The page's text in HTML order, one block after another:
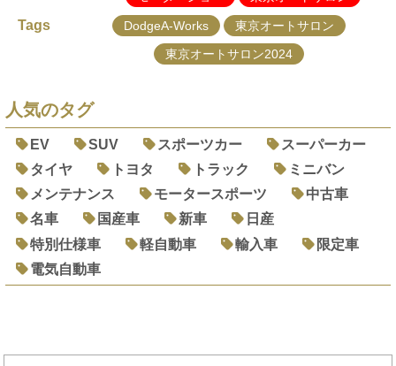
Tags DodgeA-Works
東京オートサロン
東京オートサロン2024
人気のタグ
EV SUV スポーツカー
スーパーカー
タイヤ
トヨタ トラック
ミニバン
メンテナンス
モータースポーツ
中古車
名車
国産車 新車
日産
特別仕様車
軽自動車 輸入車
限定車
電気自動車